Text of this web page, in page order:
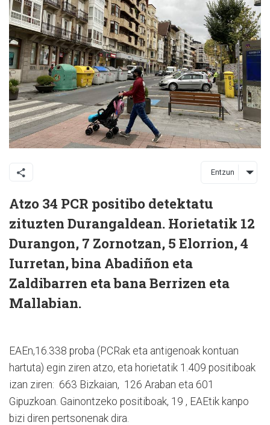
Entzun
Atzo 34 PCR positibo detektatu
zituzten Durangaldean. Horietatik 12
Durangon, 7 Zornotzan, 5 Elorrion, 4
Iurretan, bina Abadiñon eta
Zaldibarren eta bana Berrizen eta
Mallabian.
EAEn,16.338 proba (PCRak eta antigenoak kontuan
hartuta) egin ziren atzo, eta horietatik 1.409 positiboak
izan ziren: 663 Bizkaian, 126 Araban eta 601
Gipuzkoan. Gainontzeko positiboak, 19 , EAEtik kanpo
bizi diren pertsonenak dira.